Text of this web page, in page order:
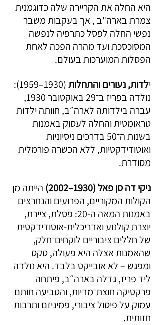
היא החלה את הקריירה שלה כדוגמנית
צמרת בארה"ב , אך בעקבות משבר
נפשי החלה לפסל כתרפיה לנפשה
המסוכסכת ועד מהרה הפכה לאחת
הפסלות המוערכות בעולם.
ילדות, נעורים והתחלות
(1930–1959):
נולדה בפריז ב־29 באוקטובר 1930,
עברה בילדותה לארה״ב, חוותה ילדות
טראומטית והחלה לעסוק באמנות
בשנות ה־50 בדרכים ניסיוניות
ואוטודידקטיות, ללא הכשרה פורמלית
מסודרת.
ניקי דה סן פאל (1930–2002)
הייתה מן
הקולות המקוריים, הפרועים והנחרצים
באמנות המאה ה-20: פסלת, ציירת,
יוצרת קולנוע ואדריכלית-אוטודידקטית
של חללים ציבוריים לוקחים־חלק,
שהאמנות אצלה היא פעולה, טקס
ומפגש – לא אובייקט בלבד. היא נולדה
ליד פריז, גדלה בארה״ב, פיתחה
פרקטיקה חוצת־מדיות, והטביעה חותם
עמוק על פיסול ציבורי, פמיניזם ותרבות
חזותית.